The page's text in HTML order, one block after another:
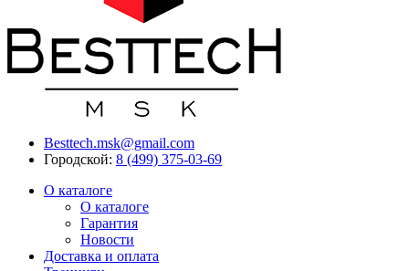
Besttech.msk@gmail.com
Городской: 8 (499) 375-03-69
О каталоге
О каталоге
Гарантия
Новости
Доставка и оплата